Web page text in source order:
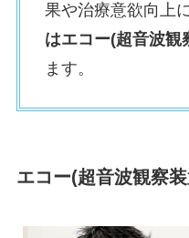
果や治療意欲向上
はエコー(超音波観
ます。
エコー(超音波観察